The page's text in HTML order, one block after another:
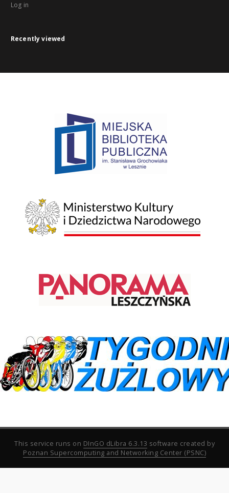
Log in
Recently viewed
This service runs on DInGO dLibra 6.3.13 software created by
Poznan Supercomputing and Networking Center (PSNC)